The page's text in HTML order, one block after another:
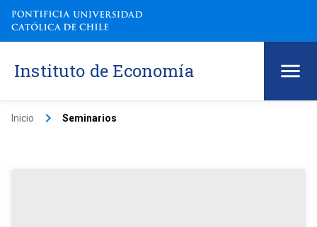
Instituto de Economía
Inicio keyboard_arrow_right Seminarios